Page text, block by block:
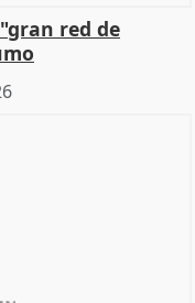
red de